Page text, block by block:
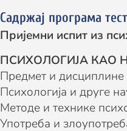
Садржај програма
Пријемни испит из
ПСИХОЛОГИЈА КАО
Предмет и дисциплине
Психологија и друге
Методе и технике
Употреба и